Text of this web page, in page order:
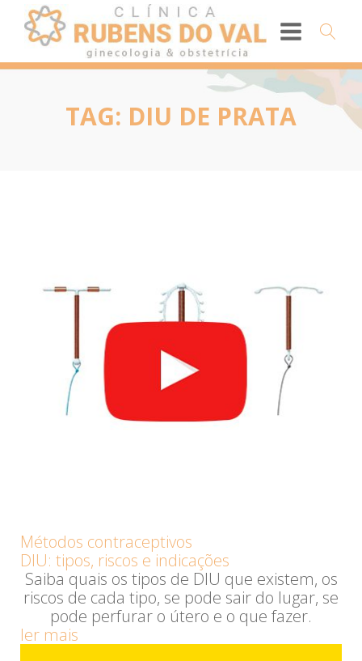
TAG: DIU DE PRATA
Métodos contraceptivos
DIU: tipos, riscos e indicações
Saiba quais os tipos de DIU que existem, os
riscos de cada tipo, se pode sair do lugar, se
pode perfurar o útero e o que fazer.
ler mais